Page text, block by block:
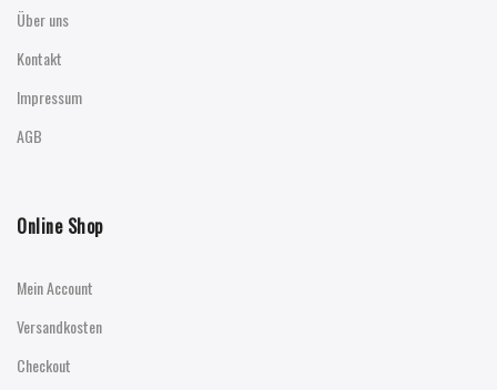
Über uns
Kontakt
Impressum
AGB
Online Shop
Mein Account
Versandkosten
Checkout